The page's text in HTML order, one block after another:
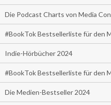
Die Podcast Charts von Media
#BookTok Bestsellerliste für den
Indie-Hörbücher 2024
#BookTok Bestsellerliste für den
Die Medien-Bestseller 2024